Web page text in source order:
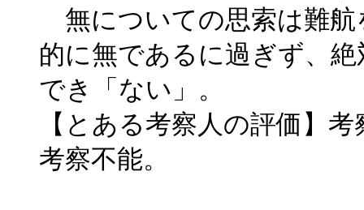
無についての思索は難航
的に無であるに過ぎず、
でき「ない」。
【とある考察人の評価】
考察不能。